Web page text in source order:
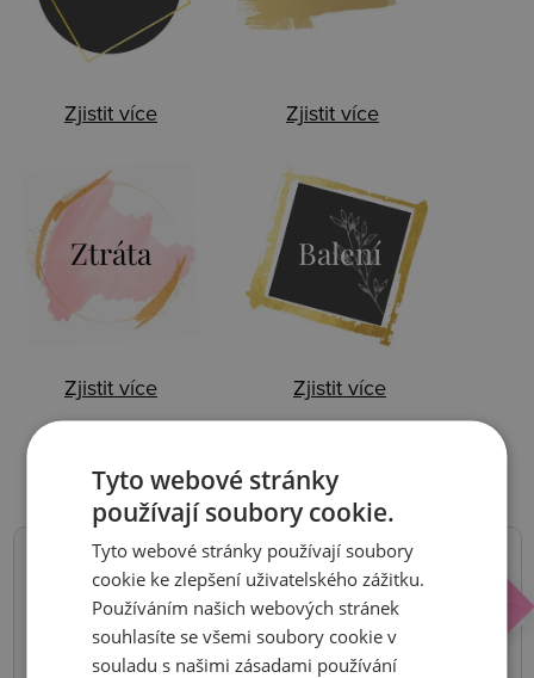
Zjistit více Zjistit více
Ztráta
Zjistit více
Balení
Zjistit více
NOVINKY,
SLEVY, AKCE
Tyto webové stránky
používají soubory cookie.
Tyto webové stránky používají soubory
cookie ke zlepšení uživatelského zážitku.
Používáním našich webových stránek
souhlasíte se všemi soubory cookie v
souladu s našimi zásadami používání